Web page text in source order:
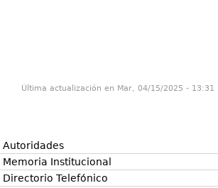
Última actualización en Mar, 04/15/2025 - 13:31
Autoridades
Memoria Institucional
Directorio Telefónico